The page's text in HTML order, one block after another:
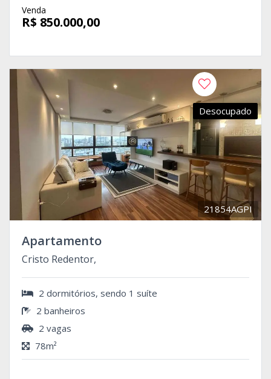
Venda
R$ 850.000,00
Desocupado
21854AGPI
Apartamento
Cristo Redentor,
2 dormitórios, sendo 1 suíte
2 banheiros
2 vagas
78m²